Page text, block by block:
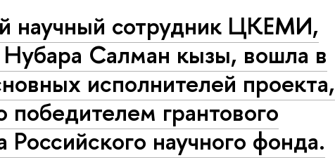
научный сотрудник ЦКЕМИ,
Салман кызы, вошла в
исполнителей проекта,
победителем грантового
Российского научного фонда.